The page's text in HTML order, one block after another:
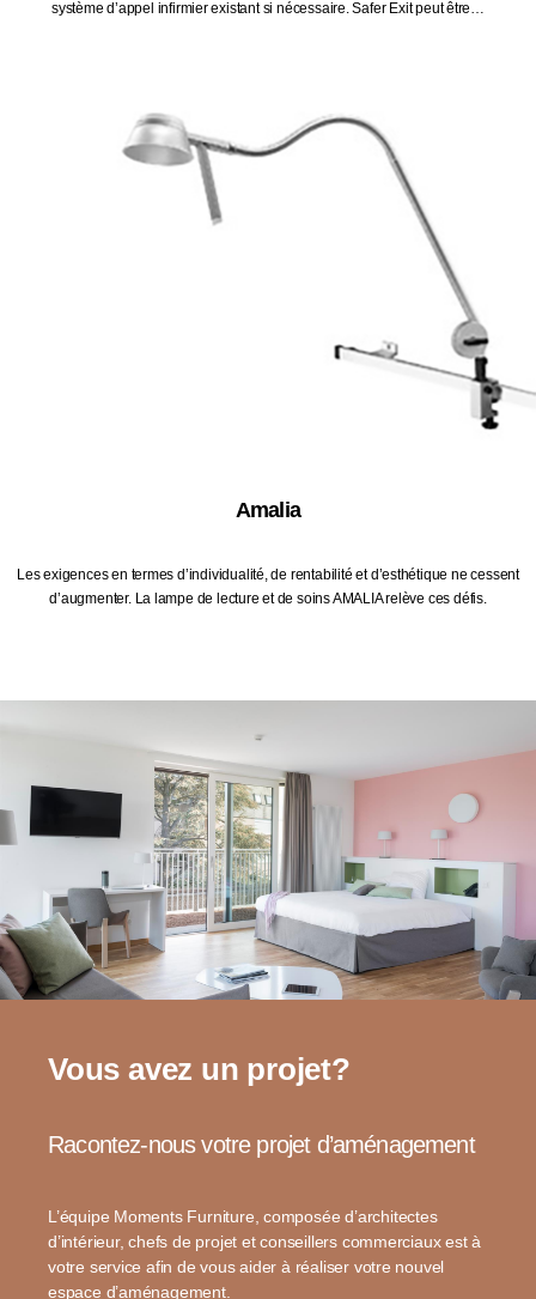
système d’appel infirmier existant si nécessaire. Safer Exit peut être…
Amalia
Les exigences en termes d’individualité, de rentabilité et d’esthétique ne cessent
d’augmenter. La lampe de lecture et de soins AMALIA relève ces défis.
Vous avez un projet?
Racontez-nous votre projet d’aménagement
L’équipe Moments Furniture, composée d’architectes
d’intérieur, chefs de projet et conseillers commerciaux est à
votre service afin de vous aider à réaliser votre nouvel
espace d’aménagement.